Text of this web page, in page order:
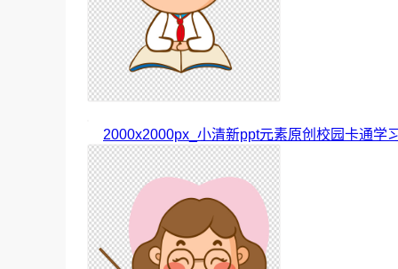
2000x2000px_小清新ppt元素原创校园卡通学